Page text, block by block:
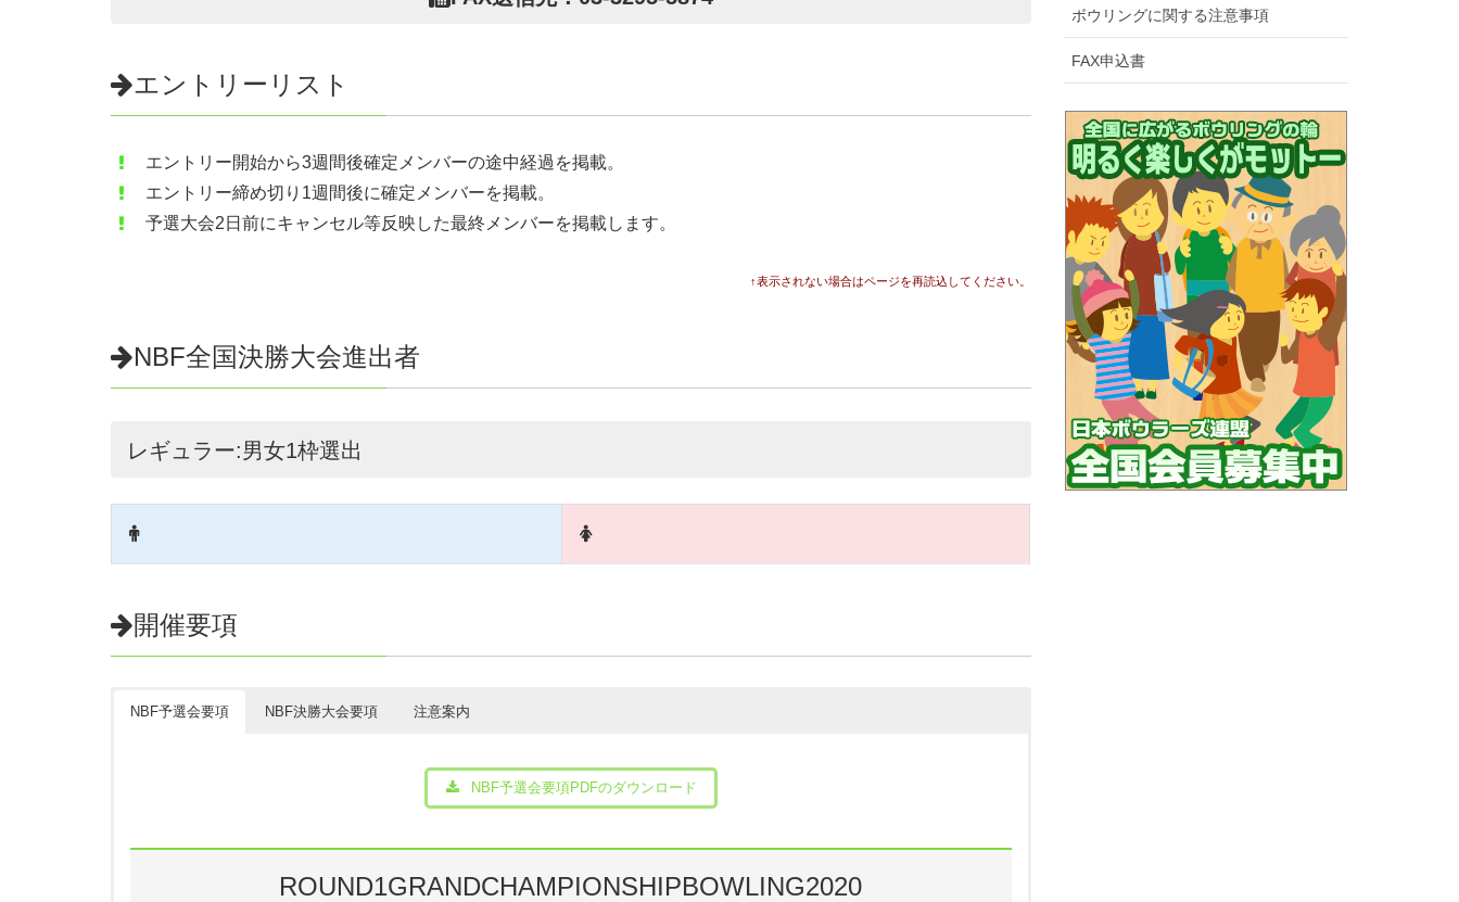
郵便番号 ハイフォン無し7桁（必須）
住所
郵便番号入力で自動入力されます（必須）
メールアドレス
NBF会員番号会員の方は必ず入力してください。
N
エントリーリスト
エントリー開始から3週間後確定メンバーの途中経過を掲載。
エントリー締め切り1週間後に確定メンバーを掲載。
予選大会2日前にキャンセル等反映した最終メンバーを掲載します。
↑表示されない場合はページを再読込してください。
NBF全国決勝大会進出者
レギュラー:男女1枠選出
開催要項
NBF予選会要項 NBF決勝大会要項 注意案内
NBF予選会要項PDFのダウンロード
ROUND1GRANDCHAMPIONSHIPBOWLING2020
ボウリングに関する注意事項
FAX申込書